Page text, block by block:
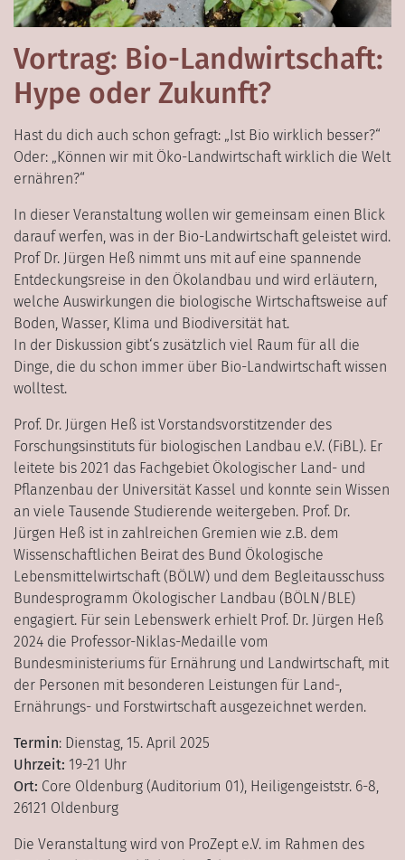
Vortrag: Bio-Landwirtschaft:
Hype oder Zukunft?
Hast du dich auch schon gefragt: „Ist Bio wirklich besser?“
Oder: „Können wir mit Öko-Landwirtschaft wirklich die Welt
ernähren?“
In dieser Veranstaltung wollen wir gemeinsam einen Blick
darauf werfen, was in der Bio-Landwirtschaft geleistet wird.
Prof Dr. Jürgen Heß nimmt uns mit auf eine spannende
Entdeckungsreise in den Ökolandbau und wird erläutern,
welche Auswirkungen die biologische Wirtschaftsweise auf
Boden, Wasser, Klima und Biodiversität hat.
In der Diskussion gibt‘s zusätzlich viel Raum für all die
Dinge, die du schon immer über Bio-Landwirtschaft wissen
wolltest.
Prof. Dr. Jürgen Heß ist Vorstandsvorstitzender des
Forschungsinstituts für biologischen Landbau e.V. (FiBL). Er
leitete bis 2021 das Fachgebiet Ökologischer Land- und
Pflanzenbau der Universität Kassel und konnte sein Wissen
an viele Tausende Studierende weitergeben. Prof. Dr.
Jürgen Heß ist in zahlreichen Gremien wie z.B. dem
Wissenschaftlichen Beirat des Bund Ökologische
Lebensmittelwirtschaft (BÖLW) und dem Begleitausschuss
Bundesprogramm Ökologischer Landbau (BÖLN/BLE)
engagiert. Für sein Lebenswerk erhielt Prof. Dr. Jürgen Heß
2024 die Professor-Niklas-Medaille vom
Bundesministeriums für Ernährung und Landwirtschaft, mit
der Personen mit besonderen Leistungen für Land-,
Ernährungs- und Forstwirtschaft ausgezeichnet werden.
Termin: Dienstag, 15. April 2025
Uhrzeit: 19-21 Uhr
Ort: Core Oldenburg (Auditorium 01), Heiligengeiststr. 6-8,
26121 Oldenburg
Die Veranstaltung wird von ProZept e.V. im Rahmen des